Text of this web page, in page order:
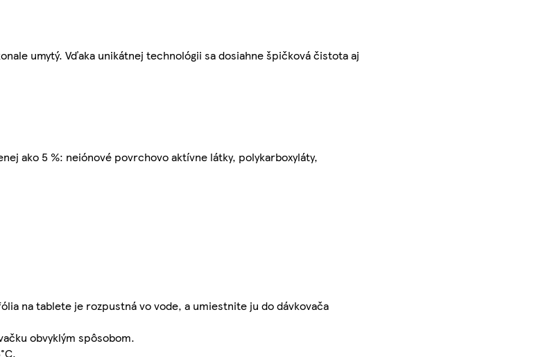
umytý. Vďaka unikátnej technológii sa dosiahne špičková čistota aj
ako 5 %: neiónové povrchovo aktívne látky, polykarboxyláty,
na tablete je rozpustná vo vode, a umiestnite ju do dávkovača
obvyklým spôsobom.